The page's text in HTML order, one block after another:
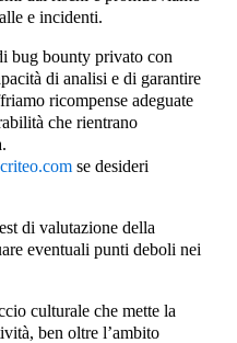
e incidenti.
bug bounty privato con
di analisi e di garantire
ricompense adeguate
che rientrano
se desideri
di valutazione della
eventuali punti deboli nei
culturale che mette la
ben oltre l’ambito